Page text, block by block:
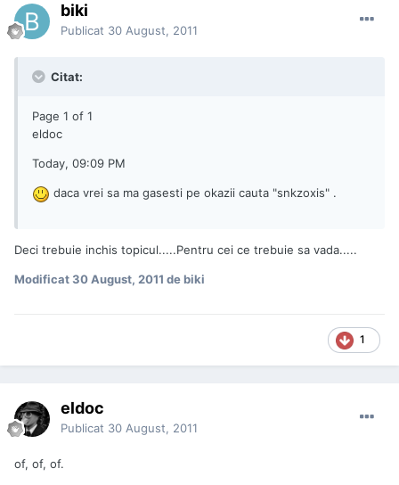
biki
Publicat 30 August, 2011
Citat:
Page 1 of 1
eldoc
Today, 09:09 PM
daca vrei sa ma gasesti pe okazii cauta "snkzoxis" .
Deci trebuie inchis topicul.....Pentru cei ce trebuie sa vada.....
Modificat30 August, 2011 de biki
1
eldoc
Publicat 30 August, 2011
of, of, of.